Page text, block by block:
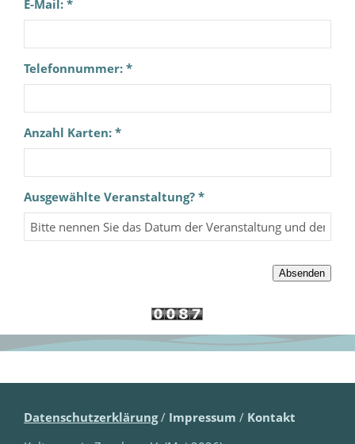
E-Mail: *
Telefonnummer: *
Anzahl Karten: *
Ausgewählte Veranstaltung? *
Datenschutzerklärung/ Impressum / Kontakt